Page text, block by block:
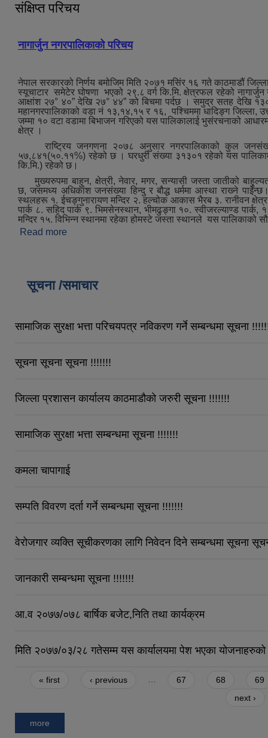
संक्षिप्त परिचय
नागार्जुन नगरपालिकाको परिचय
नेपाल सरकारको निर्णय बमोजिम मिति २०७१ मसिंर १६ गते काठमाडौं
स्यूचाटार समेटेर घोषणा भएको २९.८ वर्ग कि.मि. क्षेत्रफल रहेको
आक्षांश २७° ४०” देखि २७° ४४” को बिचमा पर्दछ । समुद्र सतह देखि
महानगरपालिकाको वडा नं १३,१४,१५ र १६, पश्‍चिममा धादिङ्ग जिल्ला,
जम्मा १० वटा वडामा बिभाजन गरिएको यस पालिकालाई भुसंरचनाको
क्षेत्र ।
राष्ट्रिय जनगणना २०७८ अनुसार नगरपालिकाको कुल
५७,८४१(५०.११%) रहेको छ । घरधुरी संख्या ३१३०१ रहेको यस
कि.मि.) रहेको छ।
मुख्‍यरुपमा बाहुन, क्षेत्री, नेवार, मगर, सन्यासी जस्ता जातीको
छ, जसमध्‍य अधिकांश जनसंख्या हिन्दु र बौद्ध धर्ममा आस्था राख्‍ने
स्थलहरू १. ईचङ्गुनारायण मन्दिर २. हल्चोक आकास भैरब ३. रानीवन क्षेत्र
पार्क ८. सहिद पार्क ९. भिमसेनस्थान, भीमढुङ्गा १०. स्वीजरल्याण्ड पार्क,
मन्दिर १५. विभिन्न स्थानमा रहेका होमस्टे जस्‍ता स्थानले यस पालिकाको
Read more
सूचना /समाचार
सामाजिक सुरक्षा भत्ता परिचयपत्र नविकरण गर्ने सम्बन्धमा सूचना
सूचना सूचना सूचना !!!!!!!
जिल्ला प्रशासन कार्यालय काठमाडौको जरुरी सूचना !!!!!!!
सामाजिक सुरक्षा भत्ता सम्बन्धमा सूचना !!!!!!!
कमला चापागाई
सम्पति विवरण दर्ता गर्ने सम्बन्धमा सूचना !!!!!!!
वेरोजगार व्यक्ति सूचीकरणका लागि निवेदन दिने सम्बन्धमा सूचना
जानकारी सम्बन्धमा सूचना !!!!!!!
आ.व २०७७/०७८ बार्षिक बजेट,निति तथा कार्यक्रम
मिति २०७७/०३/२८ गतेसम्म यस कार्यालयमा पेश भएका योजनाहरुको
Pages
« first ‹ previous … 67 68
69
next ›
more